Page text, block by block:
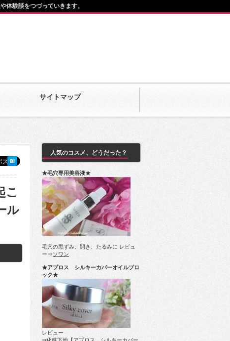
サイトマップ
体験談をつづっていきます。
こ
ル
人気のコスメ、どうだった？
★毛穴専用美容液★
毛穴の黒ずみ、開き、たるみに レビュ
ー⇒ソワン
★アプロス シルキーカバーオイルブロ
ック★
レビュー